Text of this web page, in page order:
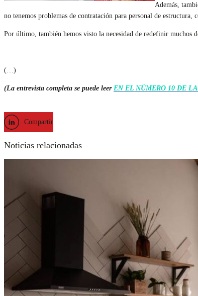
Además,
no tenemos problemas de contratación para personal de estructura,
Por último, también hemos visto la necesidad de redefinir muchos
(…)
(La entrevista completa se puede leer EN EL NÚMERO 10 DE
Compartir
Noticias relacionadas